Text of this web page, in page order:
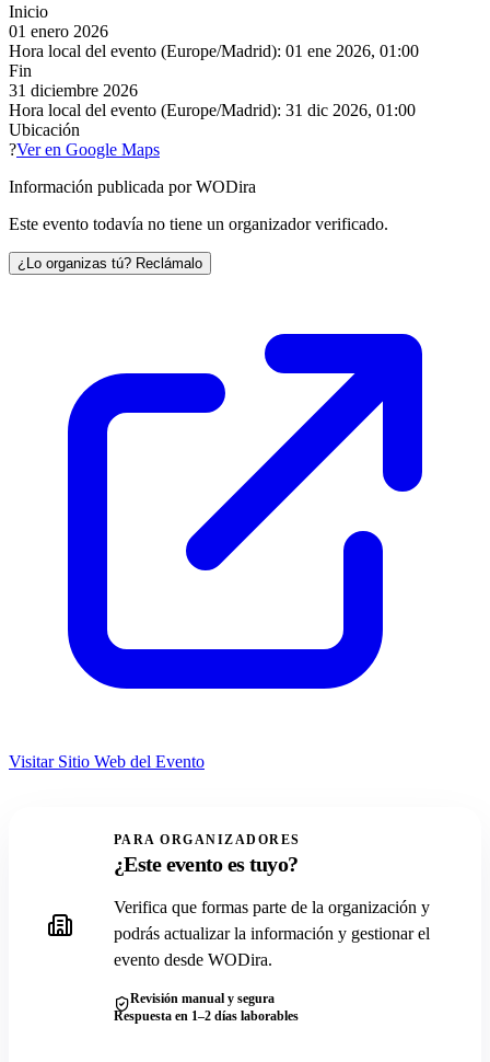
Inicio
01 enero 2026
Hora local del evento (Europe/Madrid): 01 ene 2026, 01:00
Fin
31 diciembre 2026
Hora local del evento (Europe/Madrid): 31 dic 2026, 01:00
Ubicación
?Ver en Google Maps
Información publicada por WODira
Este evento todavía no tiene un organizador verificado.
¿Lo organizas tú? Reclámalo
Visitar Sitio Web del Evento
PARA ORGANIZADORES
¿Este evento es tuyo?
Verifica que formas parte de la organización y
podrás actualizar la información y gestionar el
evento desde WODira.
Revisión manual y segura
Respuesta en 1–2 días laborables